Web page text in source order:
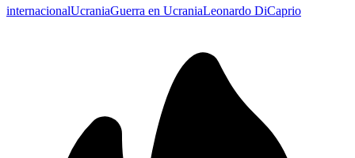
internacionalUcraniaGuerra en UcraniaLeonardo DiCaprio